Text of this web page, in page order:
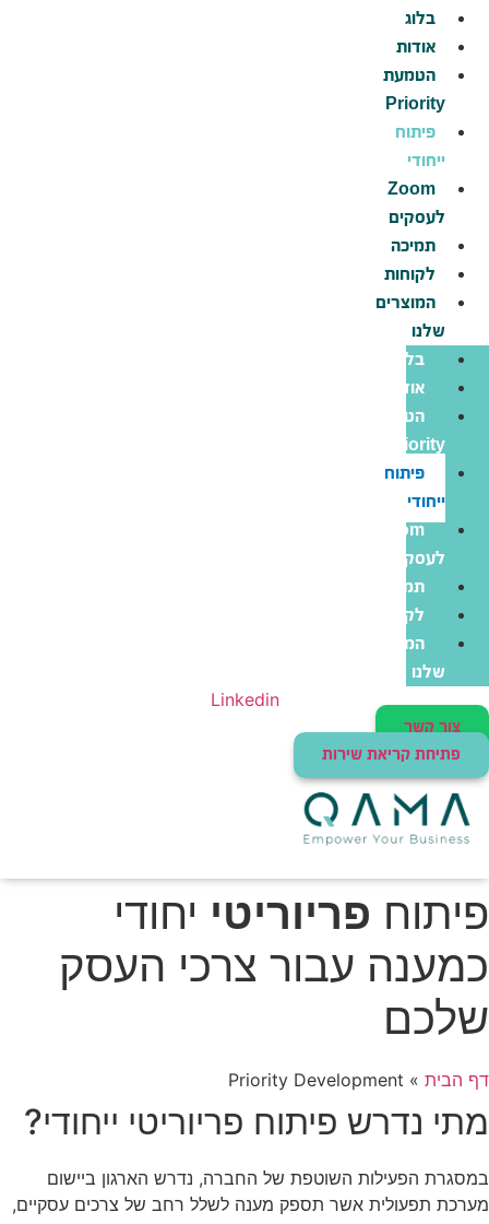
דלג
לתוכן
בלוג
אודות
הטמעת
Priority
פיתוח
ייחודי
Zoom
לעסקים
תמיכה
לקוחות
המוצרים
שלנו
בלוג
אודות
הטמעת
Priority
פיתוח
ייחודי
Zoom
לעסקים
תמיכה
לקוחות
המוצרים
שלנו
Linkedin
צור קשר
פתיחת קריאת שירות
פיתוח פריוריטי יחודי
כמענה עבור צרכי העסק
שלכם
דף הבית »
Priority Development
מתי נדרש פיתוח פריוריטי ייחודי?
במסגרת הפעילות השוטפת של החברה, נדרש הארגון ביישום
מערכת תפעולית אשר תספק מענה לשלל רחב של צרכים עסקיים,